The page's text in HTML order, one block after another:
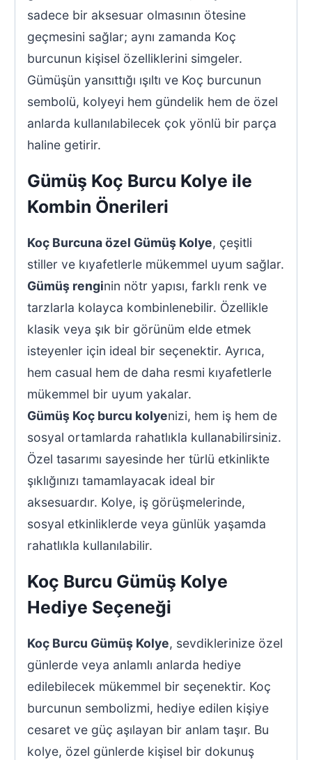
sadece bir aksesuar olmasının ötesine
geçmesini sağlar; aynı zamanda Koç
burcunun kişisel özelliklerini simgeler.
Gümüşün yansıttığı ışıltı ve Koç burcunun
sembolü, kolyeyi hem gündelik hem de özel
anlarda kullanılabilecek çok yönlü bir parça
haline getirir.
Gümüş Koç Burcu Kolye ile
Kombin Önerileri
Koç Burcuna özel Gümüş Kolye, çeşitli
stiller ve kıyafetlerle mükemmel uyum sağlar.
Gümüş renginin nötr yapısı, farklı renk ve
tarzlarla kolayca kombinlenebilir. Özellikle
klasik veya şık bir görünüm elde etmek
isteyenler için ideal bir seçenektir. Ayrıca,
hem casual hem de daha resmi kıyafetlerle
mükemmel bir uyum yakalar.
Gümüş Koç burcu kolyenizi, hem iş hem de
sosyal ortamlarda rahatlıkla kullanabilirsiniz.
Özel tasarımı sayesinde her türlü etkinlikte
şıklığınızı tamamlayacak ideal bir
aksesuardır. Kolye, iş görüşmelerinde,
sosyal etkinliklerde veya günlük yaşamda
rahatlıkla kullanılabilir.
Koç Burcu Gümüş Kolye
Hediye Seçeneği
Koç Burcu Gümüş Kolye, sevdiklerinize özel
günlerde veya anlamlı anlarda hediye
edilebilecek mükemmel bir seçenektir. Koç
burcunun sembolizmi, hediye edilen kişiye
cesaret ve güç aşılayan bir anlam taşır. Bu
kolye, özel günlerde kişisel bir dokunuş